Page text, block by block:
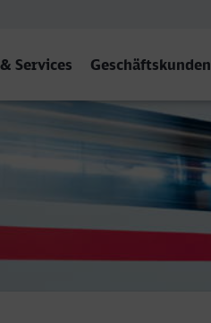
Services Geschäftskunden
(Ruhr) Hbf